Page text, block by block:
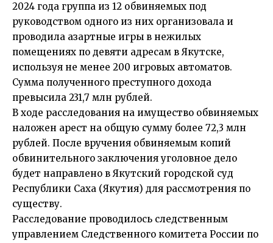
2024 года группа из 12 обвиняемых под
руководством одного из них организовала и
проводила азартные игры в нежилых
помещениях по девяти адресам в Якутске,
используя не менее 200 игровых автоматов.
Сумма полученного преступного дохода
превысила 231,7 млн рублей.
В ходе расследования на имущество обвиняемых
наложен арест на общую сумму более 72,3 млн
рублей. После вручения обвиняемым копий
обвинительного заключения уголовное дело
будет направлено в Якутский городской суд
Республики Саха (Якутия) для рассмотрения по
существу.
Расследование проводилось следственным
управлением Следственного комитета России по